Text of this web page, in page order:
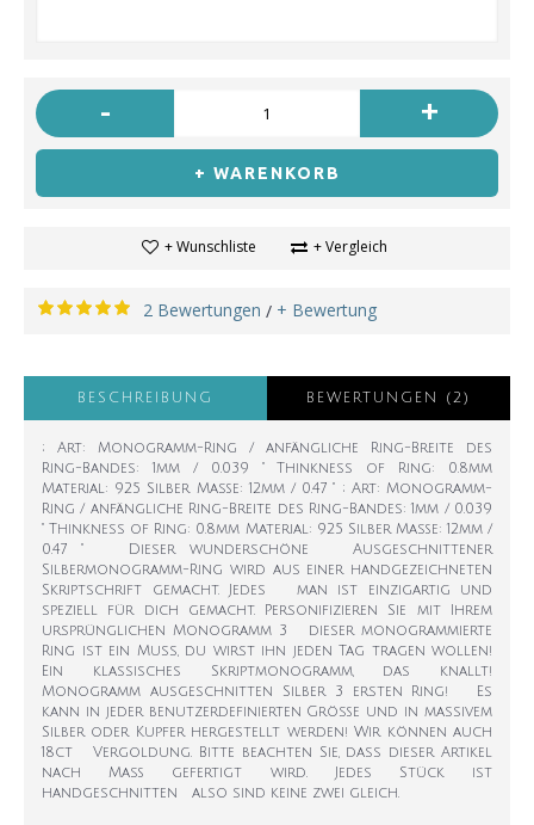
- +
+ WARENKORB
+ Wunschliste + Vergleich
2 Bewertungen / + Bewertung
BESCHREIBUNG BEWERTUNGEN (2)
; Art: Monogramm-Ring / anfängliche Ring-Breite des
Ring-Bandes: 1mm / 0.039 " Thinkness of Ring: 0.8mm
Material: 925 Silber Maße: 12mm / 0.47 " ; Art: Monogramm-
Ring / anfängliche Ring-Breite des Ring-Bandes: 1mm / 0.039
" Thinkness of Ring: 0.8mm Material: 925 Silber Maße: 12mm /
0.47 " Dieser wunderschöne Ausgeschnittener
Silbermonogramm-Ring wird aus einer handgezeichneten
Skriptschrift gemacht. Jedes man ist einzigartig und
speziell für dich gemacht. Personifizieren Sie mit Ihrem
ursprünglichen Monogramm 3 dieser monogrammierte
Ring ist ein Muss, du wirst ihn jeden Tag tragen wollen!
Ein klassisches Skriptmonogramm, das knallt!
Monogramm ausgeschnitten Silber 3 ersten Ring! Es
kann in jeder benutzerdefinierten Größe und in massivem
Silber oder Kupfer hergestellt werden! Wir können auch
18ct Vergoldung. Bitte beachten Sie, dass dieser Artikel
nach Maß gefertigt wird. Jedes Stück ist
handgeschnitten also sind keine zwei gleich.